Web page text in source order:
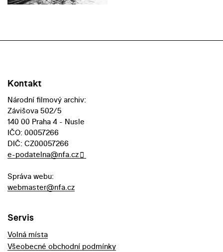
Kontakt
Národní filmový archiv:
Závišova 502/5
140 00 Praha 4 - Nusle
IČO: 00057266
DIČ: CZ00057266
e-podatelna@nfa.cz
Správa webu:
webmaster@nfa.cz
Servis
Volná místa
Všeobecné obchodní podmínky